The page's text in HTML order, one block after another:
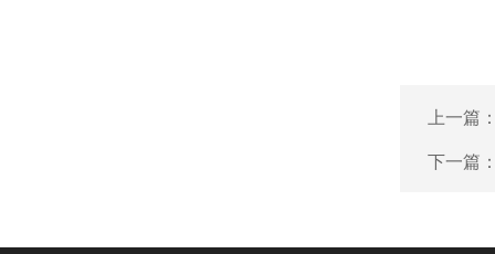
上一篇
下一篇